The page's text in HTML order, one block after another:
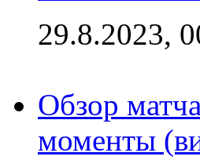
29.8.2023,
Обзор
моменты